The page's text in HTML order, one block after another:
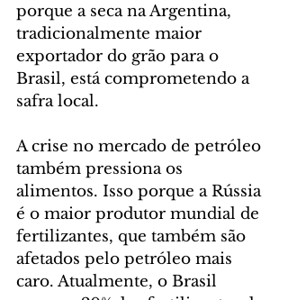
porque a seca na Argentina,
tradicionalmente maior
exportador do grão para o
Brasil, está comprometendo a
safra local.
A crise no mercado de petróleo
também pressiona os
alimentos. Isso porque a Rússia
é o maior produtor mundial de
fertilizantes, que também são
afetados pelo petróleo mais
caro. Atualmente, o Brasil